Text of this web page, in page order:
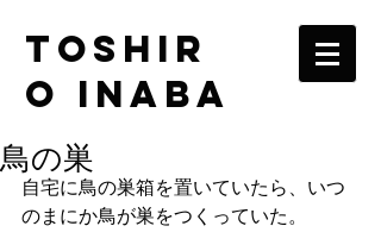
TOSHIR
O INABA
鳥の巣
自宅に鳥の巣箱を置いていたら、いつ
のまにか鳥が巣をつくっていた。